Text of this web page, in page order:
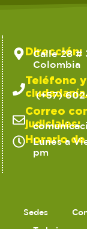
Dirección:
Calle 28 #
Colombia
Teléfono
(+57)
Correo
judiciales:
Horario
Lunes a
pm
Sedes